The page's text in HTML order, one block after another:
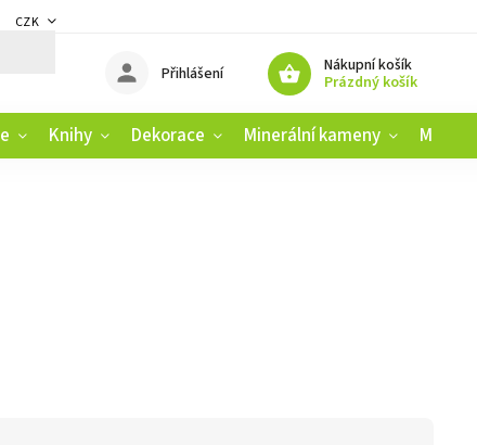
CZK
Nákupní košík
Prázdný košík
Přihlášení
Knihy Dekorace Minerální kameny